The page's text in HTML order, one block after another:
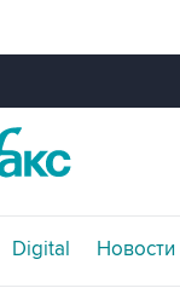
Digital Новости